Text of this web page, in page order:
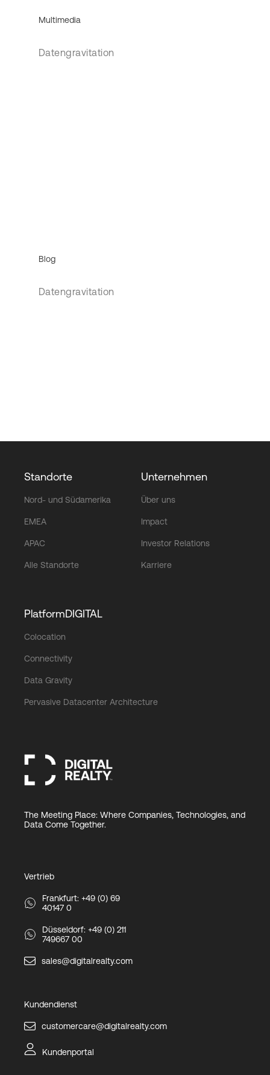
Multimedia
Datengravitation
Blog
Datengravitation
Standorte
Nord- und Südamerika
EMEA
APAC
Alle Standorte
Unternehmen
Über uns
Impact
Investor Relations
Karriere
PlatformDIGITAL
Colocation
Connectivity
Data Gravity
Pervasive Datacenter Architecture
The Meeting Place: Where Companies, Technologies, and
Data Come Together.
Vertrieb
Frankfurt: +49 (0) 69
40147 0
Düsseldorf: +49 (0) 211
749667 00
sales@digitalrealty.com
Kundendienst
customercare@digitalrealty.com
Kundenportal